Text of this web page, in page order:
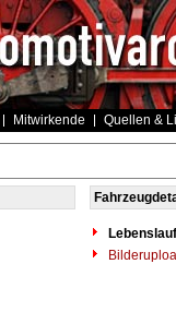
Mitwirkende Quellen &
Lebenslauf